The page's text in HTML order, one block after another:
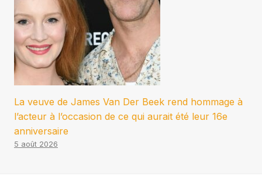
La veuve de James Van Der Beek rend hommage à
l’acteur à l’occasion de ce qui aurait été leur 16e
anniversaire
5 août 2026